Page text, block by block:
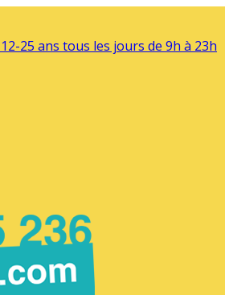
25 ans tous les jours de 9h à 23h